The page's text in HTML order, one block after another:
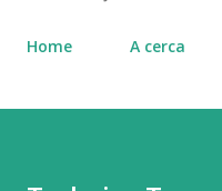
Home A cerca